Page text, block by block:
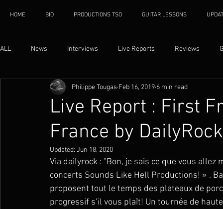
HOME BIO PRODUCTIONS TSO GUITAR LESSONS
ALL News Interviews Live Reports Reviews
Live Report : First
France by
Philippe Tougas Feb 16, 2019 6 min read
Updated: Jun 18, 2020
Via dailyrock : "Bon, je sais ce que vous allez
concerts Sounds Like Hell Productions! » .
proposent tout le temps des plateaux de
progressif s’il vous plaît! Un tournée de